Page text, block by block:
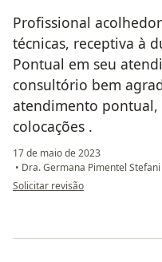
Profissional
técnicas, receptiva à
Pontual em seu
consultório bem
atendimento pontual,
colocações .
17 de maio de 2023
• Dra. Germana Pimentel Stefani
na opinião do utilizador Bruna
Solicitar revisão